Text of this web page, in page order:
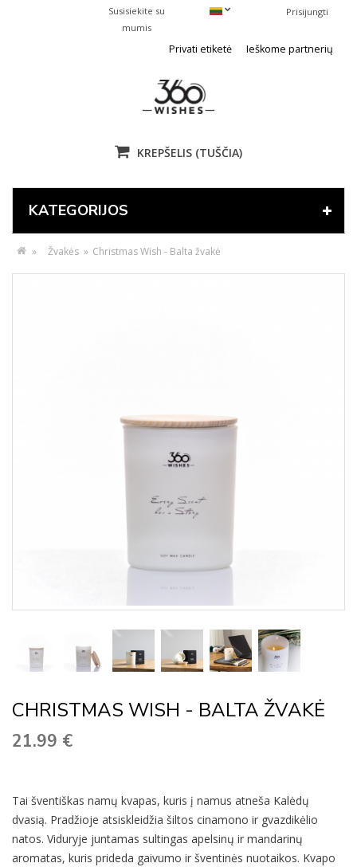
Prisijungti
Susisiekite su
mumis
Ieškome partnerių
Privati etiketė
KREPŠELIS (TUŠČIA)
KATEGORIJOS
» Žvakės » Christmas Wish - Balta žvakė
CHRISTMAS WISH - BALTA ŽVAKĖ
21.99 €
Tai šventiškas namų kvapas, kuris į namus atneša Kalėdų
dvasią. Pradžioje atsiskleidžia šiltos cinamono ir gvazdikėlio
natos. Viduryje juntamas sultingas apelsinų ir mandarinų
aromatas, kuris prideda gaivumo ir šventinės nuotaikos. Kvapo